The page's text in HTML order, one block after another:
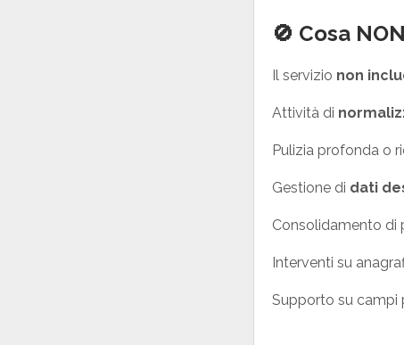
🚫 Cosa
Il servizio non
Attività di
Pulizia profonda o
Gestione di dati
Consolidamento di
Interventi su
Supporto su campi